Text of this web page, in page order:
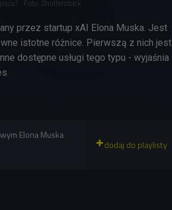
Foto: Shutterstock
przez startup xAI Elona Muska. Jest
istotne różnice. Pierwszą z nich jest
dostępne usługi tego typu - wyjaśnia
Elona Muska